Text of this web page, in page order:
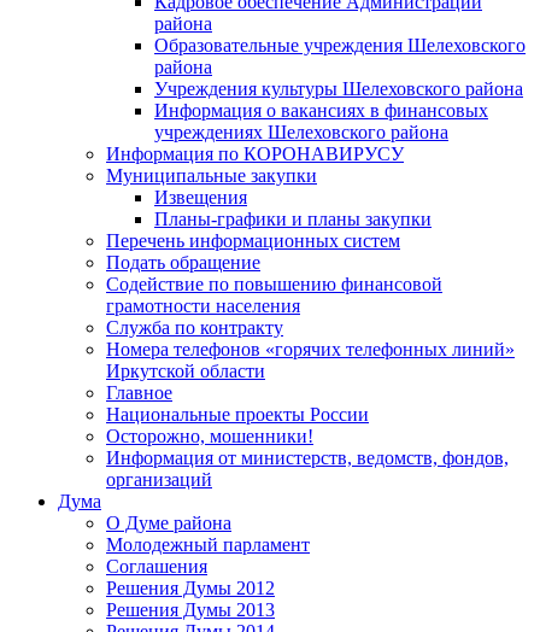
района
Образовательные учреждения Шелеховского
района
Учреждения культуры Шелеховского района
Информация о вакансиях в финансовых
учреждениях Шелеховского района
Информация по КОРОНАВИРУСУ
Муниципальные закупки
Извещения
Планы-графики и планы закупки
Перечень информационных систем
Подать обращение
Содействие по повышению финансовой
грамотности населения
Служба по контракту
Номера телефонов «горячих телефонных линий»
Иркутской области
Главное
Национальные проекты России
Осторожно, мошенники!
Информация от министерств, ведомств, фондов,
организаций
Дума
О Думе района
Молодежный парламент
Соглашения
Решения Думы 2012
Решения Думы 2013